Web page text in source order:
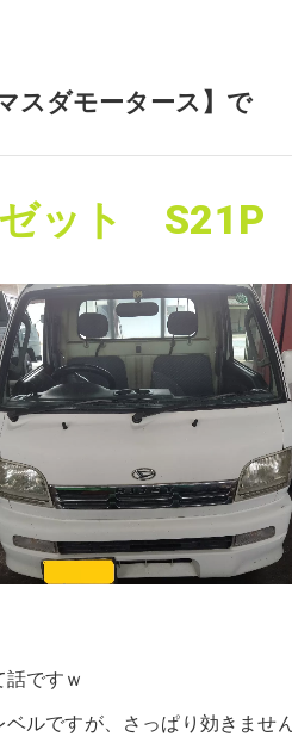
スダモータース】で
ット S21P
ですｗ
ルですが、さっぱり効きません